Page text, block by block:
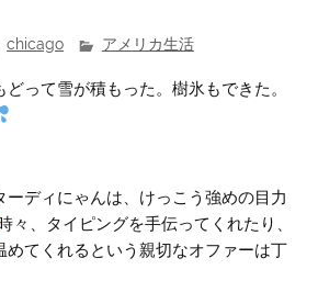
chicago アメリカ生活
って雪が積もった。樹氷もできた。
ーディにゃんは、けっこう強めの目力
々、タイピングを手伝ってくれたり、
めてくれるという親切なオファーは丁